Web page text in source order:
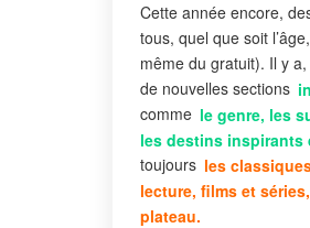
Cette année encore,
tous, quel que soit
même du gratuit). Il y
de nouvelles sections
comme le genre, les
les destins inspirants
toujours les
lecture, films et
plateau.